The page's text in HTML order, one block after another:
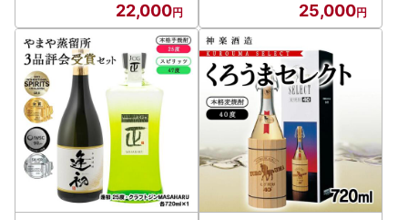
22,000 25,000